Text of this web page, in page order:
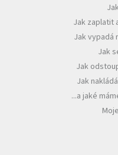
Jak zaplatit
Jak vypadá
Jak
Jak
Jak
...a jaké